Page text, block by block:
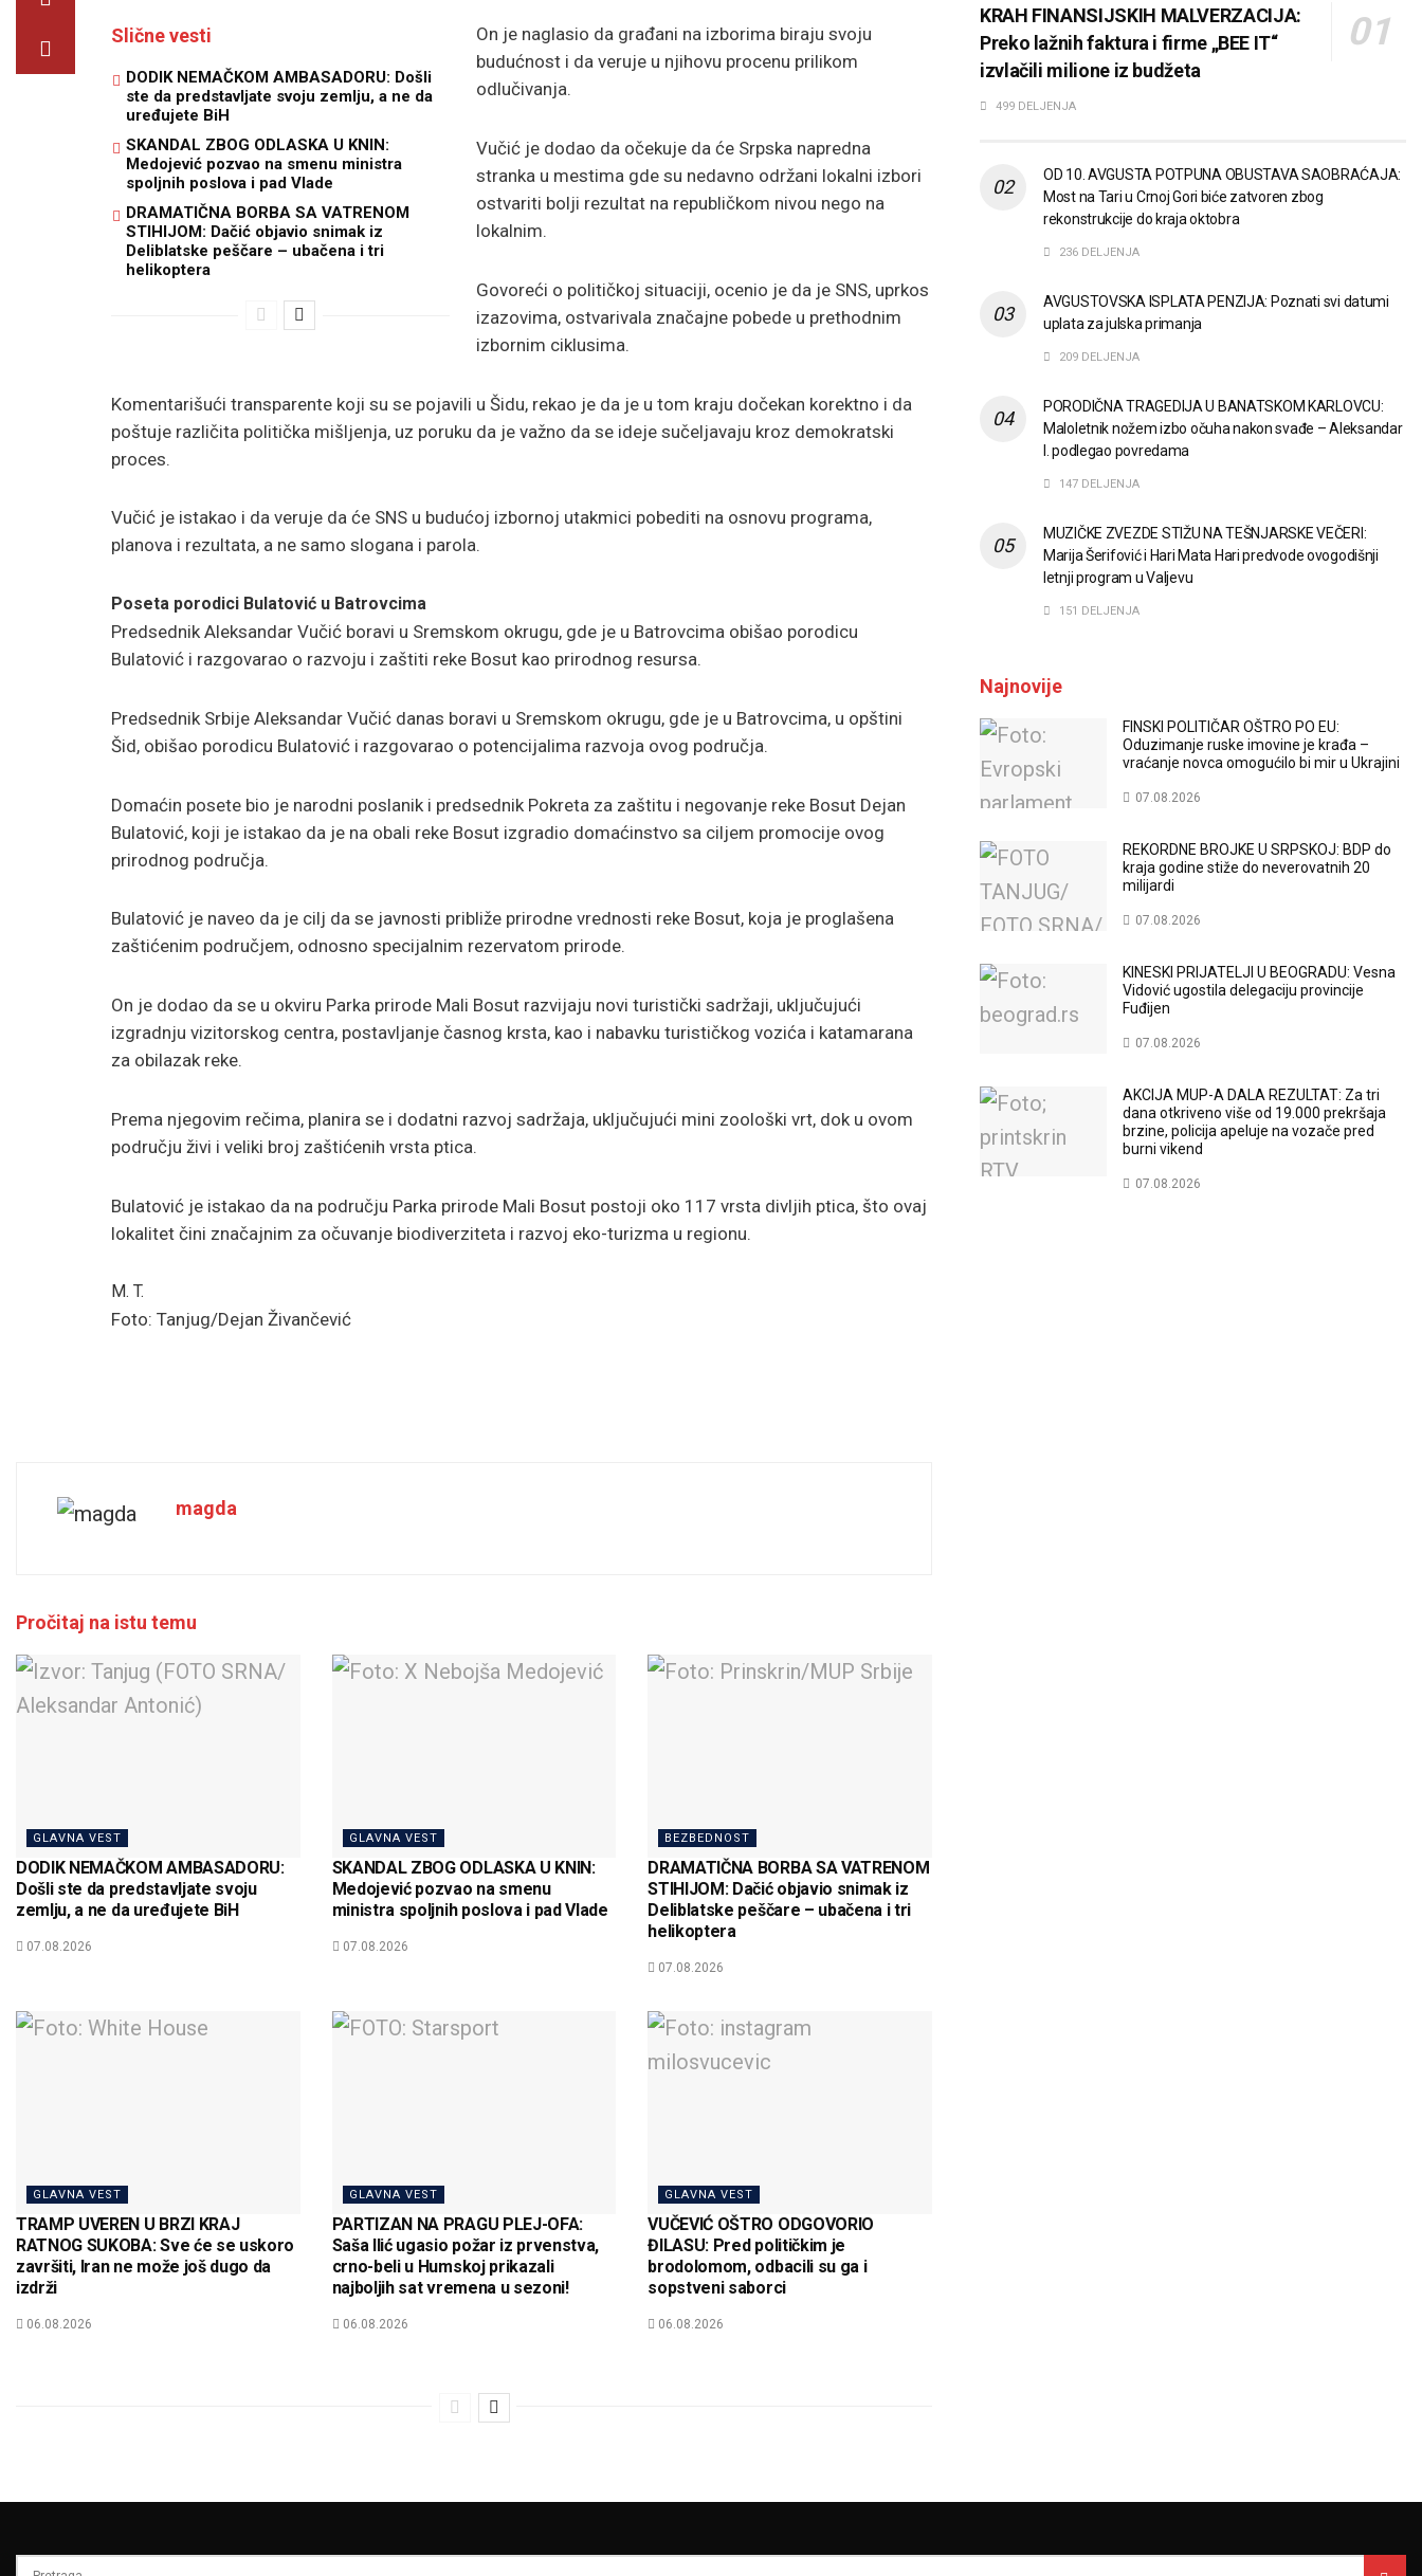
Slične vesti
DODIK NEMAČKOM AMBASADORU: Došli
ste da predstavljate svoju zemlju, a ne da
uređujete BiH
SKANDAL ZBOG ODLASKA U KNIN:
Medojević pozvao na smenu ministra
spoljnih poslova i pad Vlade
DRAMATIČNA BORBA SA VATRENOM
STIHIJOM: Dačić objavio snimak iz
Deliblatske peščare – ubačena i tri
helikoptera
On je naglasio da građani na izborima biraju svoju
budućnost i da veruje u njihovu procenu prilikom
odlučivanja.
Vučić je dodao da očekuje da će Srpska napredna
stranka u mestima gde su nedavno održani lokalni izbori
ostvariti bolji rezultat na republičkom nivou nego na
lokalnim.
Govoreći o političkoj situaciji, ocenio je da je SNS, uprkos
izazovima, ostvarivala značajne pobede u prethodnim
izbornim ciklusima.
Komentarišući transparente koji su se pojavili u Šidu, rekao je da je u tom kraju dočekan korektno i da
poštuje različita politička mišljenja, uz poruku da je važno da se ideje sučeljavaju kroz demokratski
proces.
Vučić je istakao i da veruje da će SNS u budućoj izbornoj utakmici pobediti na osnovu programa,
planova i rezultata, a ne samo slogana i parola.
Poseta porodici Bulatović u Batrovcima
Predsednik Aleksandar Vučić boravi u Sremskom okrugu, gde je u Batrovcima obišao porodicu
Bulatović i razgovarao o razvoju i zaštiti reke Bosut kao prirodnog resursa.
Predsednik Srbije Aleksandar Vučić danas boravi u Sremskom okrugu, gde je u Batrovcima, u opštini
Šid, obišao porodicu Bulatović i razgovarao o potencijalima razvoja ovog područja.
Domaćin posete bio je narodni poslanik i predsednik Pokreta za zaštitu i negovanje reke Bosut Dejan
Bulatović, koji je istakao da je na obali reke Bosut izgradio domaćinstvo sa ciljem promocije ovog
prirodnog područja.
Bulatović je naveo da je cilj da se javnosti približe prirodne vrednosti reke Bosut, koja je proglašena
zaštićenim područjem, odnosno specijalnim rezervatom prirode.
On je dodao da se u okviru Parka prirode Mali Bosut razvijaju novi turistički sadržaji, uključujući
izgradnju vizitorskog centra, postavljanje časnog krsta, kao i nabavku turističkog vozića i katamarana
za obilazak reke.
Prema njegovim rečima, planira se i dodatni razvoj sadržaja, uključujući mini zoološki vrt, dok u ovom
području živi i veliki broj zaštićenih vrsta ptica.
Bulatović je istakao da na području Parka prirode Mali Bosut postoji oko 117 vrsta divljih ptica, što ovaj
lokalitet čini značajnim za očuvanje biodiverziteta i razvoj eko-turizma u regionu.
M. T.
Foto: Tanjug/Dejan Živančević
magda
Pročitaj na istu temu
GLAVNA VEST
DODIK NEMAČKOM AMBASADORU:
Došli ste da predstavljate svoju
zemlju, a ne da uređujete BiH
07.08.2026
GLAVNA VEST
SKANDAL ZBOG ODLASKA U KNIN:
Medojević pozvao na smenu
ministra spoljnih poslova i pad Vlade
07.08.2026
BEZBEDNOST
DRAMATIČNA BORBA SA VATRENOM
STIHIJOM: Dačić objavio snimak iz
Deliblatske peščare – ubačena i tri
helikoptera
07.08.2026
GLAVNA VEST
TRAMP UVEREN U BRZI KRAJ
RATNOG SUKOBA: Sve će se uskoro
završiti, Iran ne može još dugo da
izdrži
06.08.2026
GLAVNA VEST
PARTIZAN NA PRAGU PLEJ-OFA:
Saša Ilić ugasio požar iz prvenstva,
crno-beli u Humskoj prikazali
najboljih sat vremena u sezoni!
06.08.2026
GLAVNA VEST
VUČEVIĆ OŠTRO ODGOVORIO
ĐILASU: Pred političkim je
brodolomom, odbacili su ga i
sopstveni saborci
06.08.2026
KRAH FINANSIJSKIH MALVERZACIJA:
Preko lažnih faktura i firme „BEE IT“
izvlačili milione iz budžeta
499 DELJENJA
OD 10. AVGUSTA POTPUNA OBUSTAVA SAOBRAĆAJA:
Most na Tari u Crnoj Gori biće zatvoren zbog
rekonstrukcije do kraja oktobra
236 DELJENJA
AVGUSTOVSKA ISPLATA PENZIJA: Poznati svi datumi
uplata za julska primanja
209 DELJENJA
PORODIČNA TRAGEDIJA U BANATSKOM KARLOVCU:
Maloletnik nožem izbo očuha nakon svađe – Aleksandar
I. podlegao povredama
147 DELJENJA
MUZIČKE ZVEZDE STIŽU NA TEŠNJARSKE VEČERI:
Marija Šerifović i Hari Mata Hari predvode ovogodišnji
letnji program u Valjevu
151 DELJENJA
Najnovije
FINSKI POLITIČAR OŠTRO PO EU:
Oduzimanje ruske imovine je krađa –
vraćanje novca omogućilo bi mir u Ukrajini
07.08.2026
REKORDNE BROJKE U SRPSKOJ: BDP do
kraja godine stiže do neverovatnih 20
milijardi
07.08.2026
KINESKI PRIJATELJI U BEOGRADU: Vesna
Vidović ugostila delegaciju provincije
Fuđijen
07.08.2026
AKCIJA MUP-A DALA REZULTAT: Za tri
dana otkriveno više od 19.000 prekršaja
brzine, policija apeluje na vozače pred
burni vikend
07.08.2026